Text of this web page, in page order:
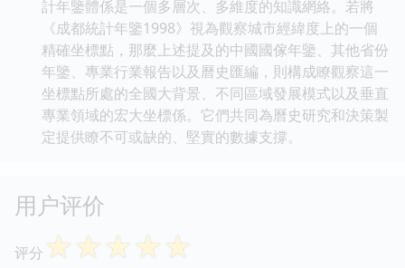
計年鑒體係是一個多層次、多維度的知識網絡。若將
《成都統計年鑒1998》視為觀察城市經緯度上的一個
精確坐標點，那麼上述提及的中國國傢年鑒、其他省份
年鑒、專業行業報告以及曆史匯編，則構成瞭觀察這一
坐標點所處的全國大背景、不同區域發展模式以及垂直
專業領域的宏大坐標係。它們共同為曆史研究和決策製
定提供瞭不可或缺的、堅實的數據支撐。
用户评价
评分 ☆☆☆☆☆